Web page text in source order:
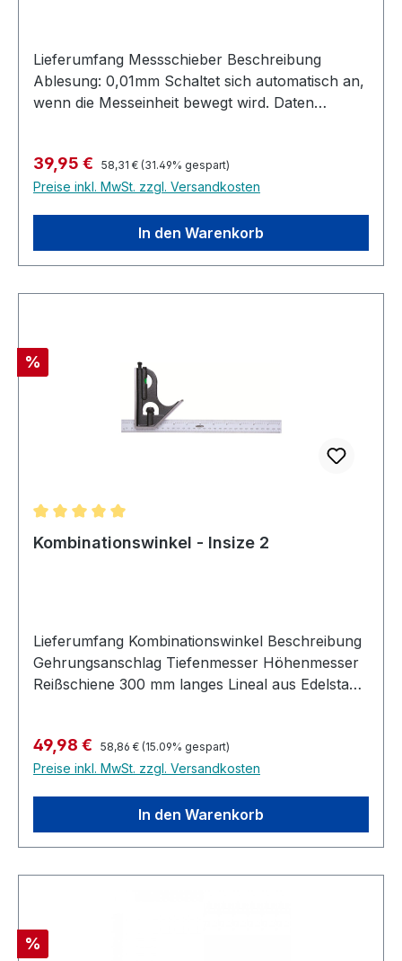
Lieferumfang Messschieber Beschreibung
Ablesung: 0,01mm Schaltet sich automatisch an,
wenn die Messeinheit bewegt wird. Daten
Verkaufspreis:
39,95 € Regulärer Preis:
58,31 € (31.49% gespart)
Preise inkl. MwSt. zzgl. Versandkosten
In den Warenkorb
Rabatt
%
Durchschnittliche Bewertung von 5 von 5 Sternen
Kombinationswinkel - Insize 2
Lieferumfang Kombinationswinkel Beschreibung
Gehrungsanschlag Tiefenmesser Höhenmesser
Reißschiene 300 mm langes Lineal aus Edelstahl
mühelose Einstellungsänderungen
Verkaufspreis:
49,98 € Regulärer Preis:
58,86 € (15.09% gespart)
Preise inkl. MwSt. zzgl. Versandkosten
In den Warenkorb
Rabatt
%